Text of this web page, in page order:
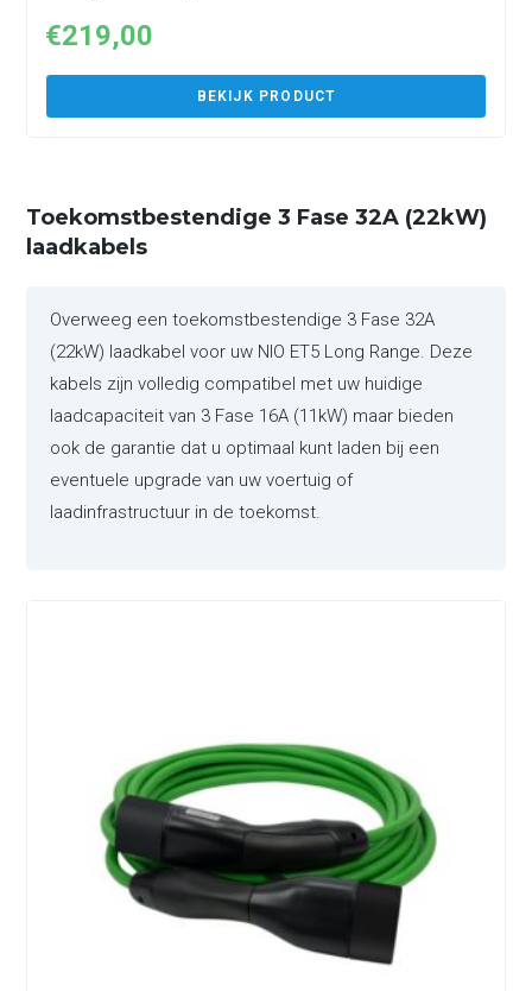
€219,00
BEKIJK PRODUCT
Toekomstbestendige 3 Fase 32A (22kW)
laadkabels
Overweeg een toekomstbestendige 3 Fase 32A
(22kW) laadkabel voor uw NIO ET5 Long Range. Deze
kabels zijn volledig compatibel met uw huidige
laadcapaciteit van 3 Fase 16A (11kW) maar bieden
ook de garantie dat u optimaal kunt laden bij een
eventuele upgrade van uw voertuig of
laadinfrastructuur in de toekomst.